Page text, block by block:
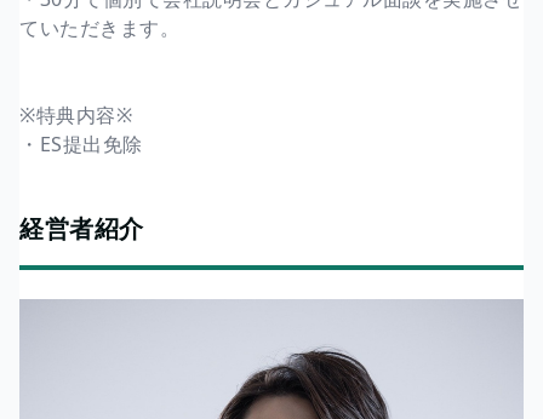
ていただきます。
※特典内容※
・ES提出免除
経営者紹介